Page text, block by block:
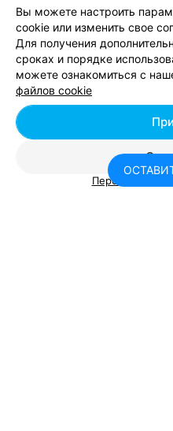
Учебно-
Минская обл, д. Гатовичи с
ОЗЕРО
Вы можете настроить
cookie или изменить свое
Для получения
сроках и порядке
можете ознакомиться с
файлов cookie
Персональные